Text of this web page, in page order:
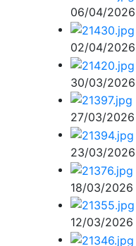
06/04/2026
02/04/2026
30/03/2026
27/03/2026
23/03/2026
18/03/2026
12/03/2026